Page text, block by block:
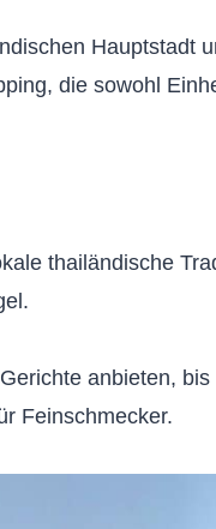
Hauptstadt
die sowohl
thailändische
anbieten, bis
Feinschmecker.